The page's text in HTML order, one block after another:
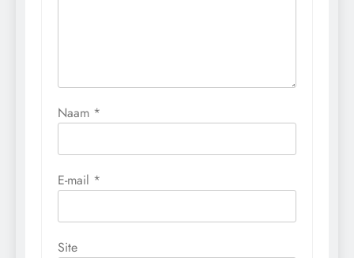
Naam *
E-mail *
Site